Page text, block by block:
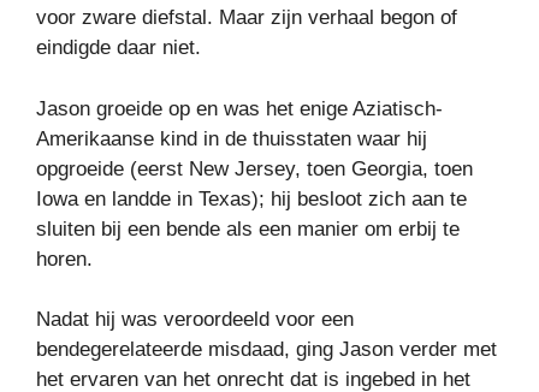
voor zware diefstal. Maar zijn verhaal begon of
eindigde daar niet.
Jason groeide op en was het enige Aziatisch-
Amerikaanse kind in de thuisstaten waar hij
opgroeide (eerst New Jersey, toen Georgia, toen
Iowa en landde in Texas); hij besloot zich aan te
sluiten bij een bende als een manier om erbij te
horen.
Nadat hij was veroordeeld voor een
bendegerelateerde misdaad, ging Jason verder met
het ervaren van het onrecht dat is ingebed in het